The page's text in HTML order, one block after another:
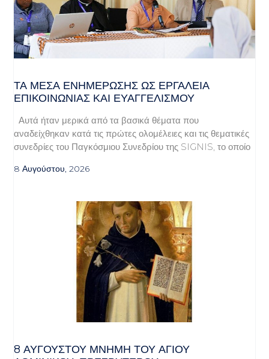
ΤΑ ΜΈΣΑ ΕΝΗΜΈΡΩΣΗΣ ΩΣ ΕΡΓΑΛΕΊΑ
ΕΠΙΚΟΙΝΩΝΊΑΣ ΚΑΙ ΕΥΑΓΓΕΛΙΣΜΟΎ
Αυτά ήταν μερικά από τα βασικά θέματα που
αναδείχθηκαν κατά τις πρώτες ολομέλειες και τις θεματικές
συνεδρίες του Παγκόσμιου Συνεδρίου της SIGNIS, το οποίο
8 Αυγούστου, 2026
8 ΑΥΓΟΥΣΤΟΥ ΜΝΗΜΗ ΤΟΥ ΑΓΙΟΥ